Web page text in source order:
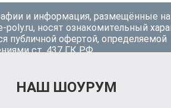
и информация, размещённые на
poly.ru, носят ознакомительный
публичной офертой, определяемой
ст. 437 ГК РФ.
НАШ ШОУРУМ